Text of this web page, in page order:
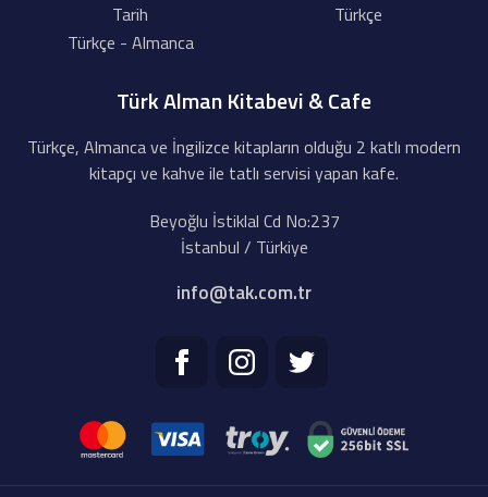
Tarih
Türkçe
Türkçe - Almanca
Türk Alman Kitabevi & Cafe
Türkçe, Almanca ve İngilizce kitapların olduğu 2 katlı modern
kitapçı ve kahve ile tatlı servisi yapan kafe.
Beyoğlu İstiklal Cd No:237
İstanbul / Türkiye
info@tak.com.tr